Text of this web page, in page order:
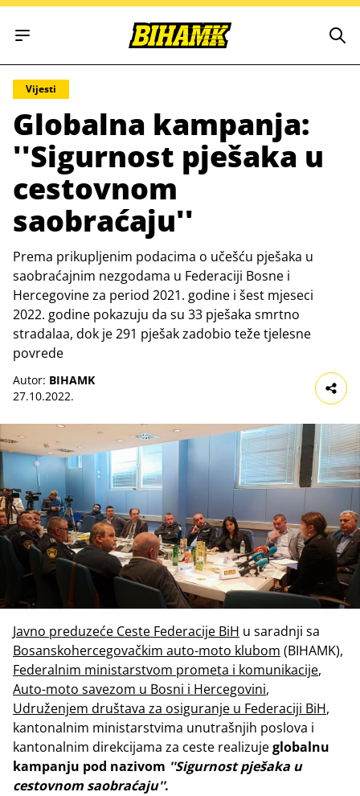
Open main menu
Vijesti
Globalna kampanja:
''Sigurnost pješaka u
cestovnom
saobraćaju''
Prema prikupljenim podacima o učešću pješaka u
saobraćajnim nezgodama u Federaciji Bosne i
Hercegovine za period 2021. godine i šest mjeseci
2022. godine pokazuju da su 33 pješaka smrtno
stradalaa, dok je 291 pješak zadobio teže tjelesne
povrede
Autor: BIHAMK
27.10.2022.
Javno preduzeće Ceste Federacije BiH u saradnji sa
Bosanskohercegovačkim auto-moto klubom (BIHAMK),
Federalnim ministarstvom prometa i komunikacije,
Auto-moto savezom u Bosni i Hercegovini,
Udruženjem društava za osiguranje u Federaciji BiH,
kantonalnim ministarstvima unutrašnjih poslova i
kantonalnim direkcijama za ceste realizujeglobalnu
kampanju pod nazivom ''Sigurnost pješaka u
cestovnom saobraćaju''.